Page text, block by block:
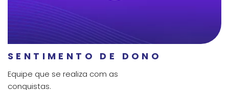
SENTIMENTO DE DONO
Equipe que se realiza com as
conquistas.